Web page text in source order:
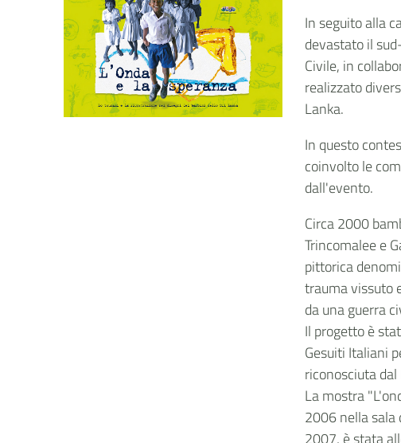
In seguito alla
devastato il
Civile, in
realizzato
Lanka.
In questo
coinvolto le
dall'evento.
Circa 2000
Trincomalee e
pittorica
trauma vissuto
da una guerra
Il progetto è
Gesuiti Italiani
riconosciuta
La mostra
2006 nella sala
2007, è stata